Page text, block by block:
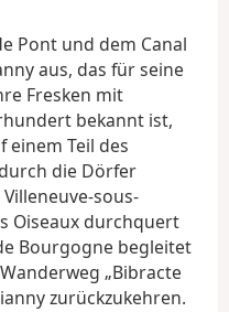
Pont und dem Canal
aus, das für seine
Fresken mit
bekannt ist,
einem Teil des
die Dörfer
sous-
Oiseaux durchquert
Bourgogne begleitet
„Bibracte
zurückzukehren.